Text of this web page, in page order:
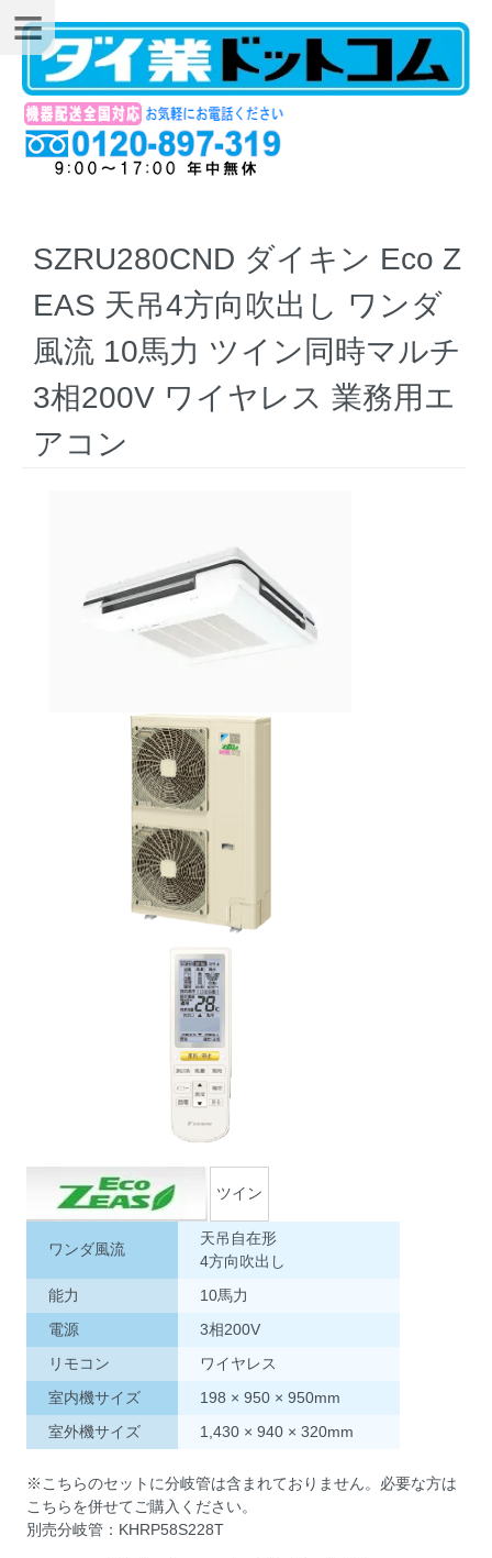
SZRU280CND ダイキン Eco Z
EAS 天吊4方向吹出し ワンダ
風流 10馬力 ツイン同時マルチ
3相200V ワイヤレス 業務用エ
アコン
ツイン
ワンダ風流
天吊自在形
4方向吹出し
能力
10馬力
電源
3相200V
リモコン
ワイヤレス
室内機サイズ
198 × 950 × 950mm
室外機サイズ
1,430 × 940 × 320mm
※こちらのセットに分岐管は含まれておりません。必要な方は
こちらを併せてご購入ください。
別売分岐管：KHRP58S228T